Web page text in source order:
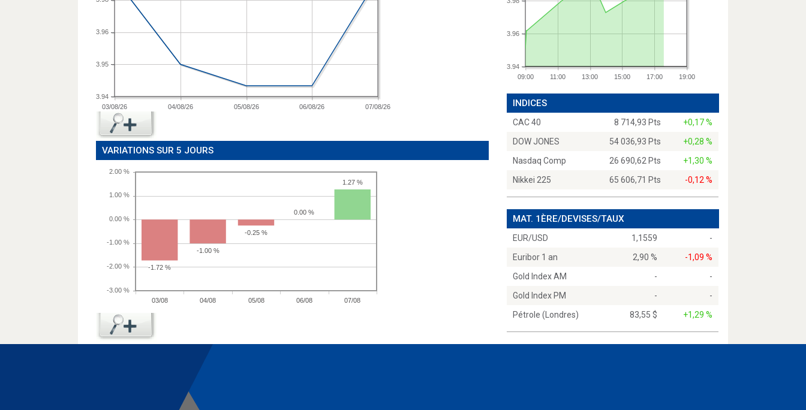
03/08/26 04/08/26 05/08/26 06/08/26 07/08/26
3.94
3.95
3.96
VARIATIONS SUR 5 JOURS
09:00 11:00 13:00 15:00 17:00 19:00
3.94
3.96
INDICES
CAC 40 8 714,93 Pts
+0,17 %
DOW JONES
54 036,93 Pts
+0,28 %
Nasdaq Comp
26 690,62 Pts
+1,30 %
Nikkei 225
65 606,71 Pts -0,12 %
MAT. 1ÈRE/DEVISES/TAUX
EUR/USD 1,1559
-
Euribor 1 an
2,90 %
-1,09 %
Gold Index AM
-
-
Gold Index PM
-
-
Pétrole (Londres)
83,55 $ +1,29 %